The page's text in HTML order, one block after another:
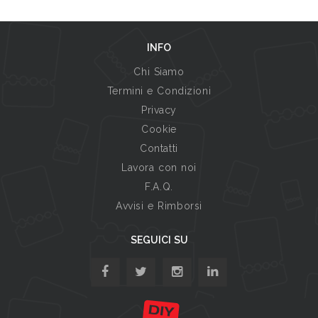
INFO
Chi Siamo
Termini e Condizioni
Privacy
Cookie
Contatti
Lavora con noi
F.A.Q.
Avvisi e Rimborsi
SEGUICI SU